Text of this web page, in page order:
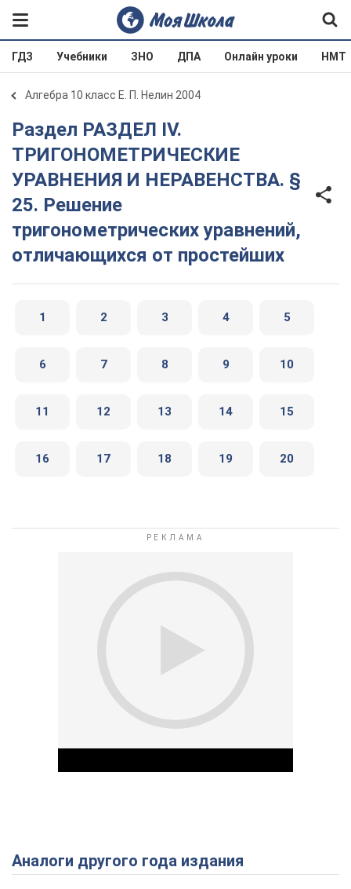
ГДЗ Учебники ЗНО ДПА Онлайн уроки НМТ
Алгебра 10 класс Е. П. Нелин 2004
Раздел РАЗДЕЛ IV.
ТРИГОНОМЕТРИЧЕСКИЕ
УРАВНЕНИЯ И НЕРАВЕНСТВА. §
25. Решение
тригонометрических уравнений,
отличающихся от простейших
1 2 3 4 5
6 7 8 9 10
11 12 13 14 15
16 17 18 19 20
Play Video
Аналоги другого года издания